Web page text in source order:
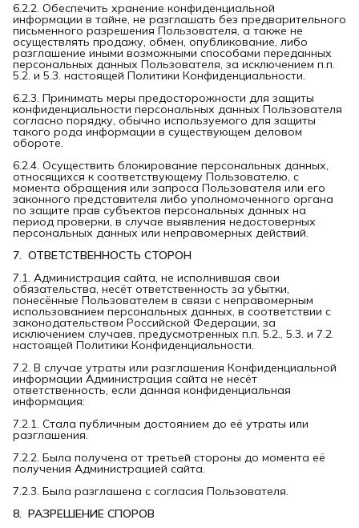
6.2.2. Обеспечить хранение конфиденциальной
информации в тайне, не разглашать без предварительного
письменного разрешения Пользователя, а также не
осуществлять продажу, обмен, опубликование, либо
разглашение иными возможными способами переданных
персональных данных Пользователя, за исключением п.п.
5.2. и 5.3. настоящей Политики Конфиденциальности.
6.2.3. Принимать меры предосторожности для защиты
конфиденциальности персональных данных Пользователя
согласно порядку, обычно используемого для защиты
такого рода информации в существующем деловом
обороте.
6.2.4. Осуществить блокирование персональных данных,
относящихся к соответствующему Пользователю, с
момента обращения или запроса Пользователя или его
законного представителя либо уполномоченного органа
по защите прав субъектов персональных данных на
период проверки, в случае выявления недостоверных
персональных данных или неправомерных действий.
7.  ОТВЕТСТВЕННОСТЬ СТОРОН
7.1. Администрация сайта, не исполнившая свои
обязательства, несёт ответственность за убытки,
понесённые Пользователем в связи с неправомерным
использованием персональных данных, в соответствии с
законодательством Российской Федерации, за
исключением случаев, предусмотренных п.п. 5.2., 5.3. и 7.2.
настоящей Политики Конфиденциальности.
7.2. В случае утраты или разглашения Конфиденциальной
информации Администрация сайта не несёт
ответственность, если данная конфиденциальная
информация:
7.2.1. Стала публичным достоянием до её утраты или
разглашения.
7.2.2. Была получена от третьей стороны до момента её
получения Администрацией сайта.
7.2.3. Была разглашена с согласия Пользователя.
8.  РАЗРЕШЕНИЕ СПОРОВ